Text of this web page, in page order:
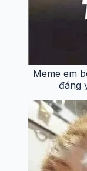
Meme em
đáng